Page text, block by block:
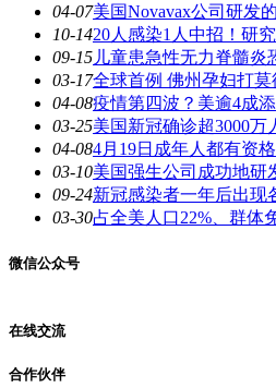
04-07美国Novavax公司研发
10-1420人感染1人中招！研
09-15 儿童患急性无力脊髓炎
03-17全球首例 佛州孕妇打
04-08疫情第四波？美逾4成
03-25美国新冠确诊超3000万
04-084月19日成年人都有资
03-10美国强生公司成功地研
09-24新冠感染者一年后出现
03-30占全美人口22%、群体
微信公众号
在线交流
合作伙伴